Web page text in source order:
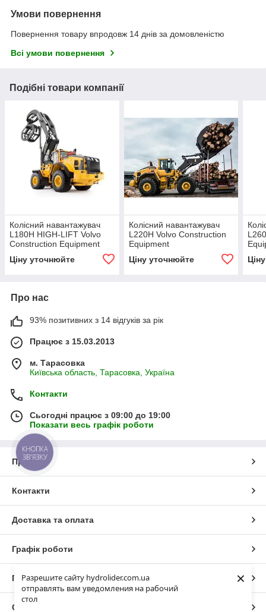
Разрешите сайту hydrolider.com.ua
отправлять вам уведомления на рабочий
стол
×
Умови повернення
Повернення товару впродовж 14 днів за домовленістю
Всі умови повернення
Подібні товари компанії
Колісний навантажувач
L180H HIGH-LIFT Volvo
Construction Equipment
Ціну уточнюйте
Колісний навантажувач
L220H Volvo Construction
Equipment
Ціну уточнюйте
Про нас
93% позитивних з 14 відгуків за рік
Працює з 15.03.2013
м. Тарасовка
Київська область, Тарасовка, Україна
Контакти
Сьогодні працює з 09:00 до 19:00
Показати весь графік роботи
Про нас
Контакти
Доставка та оплата
Графік роботи
Повна версія сайту
Сайт створено на маркетплейсі
КНОПКА
ЗВ'ЯЗКУ